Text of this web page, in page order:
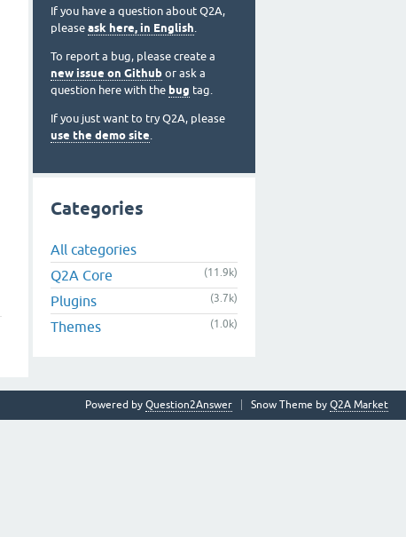
If you have a question about Q2A,
please ask here, in English.
To report a bug, please create a
new issue on Github or ask a
question here with the bug tag.
If you just want to try Q2A, please
use the demo site.
Categories
All categories
Q2A Core
(11.9k)
Plugins (3.7k)
Themes (1.0k)
Snow Theme by Q2A Market
Powered by Question2Answer